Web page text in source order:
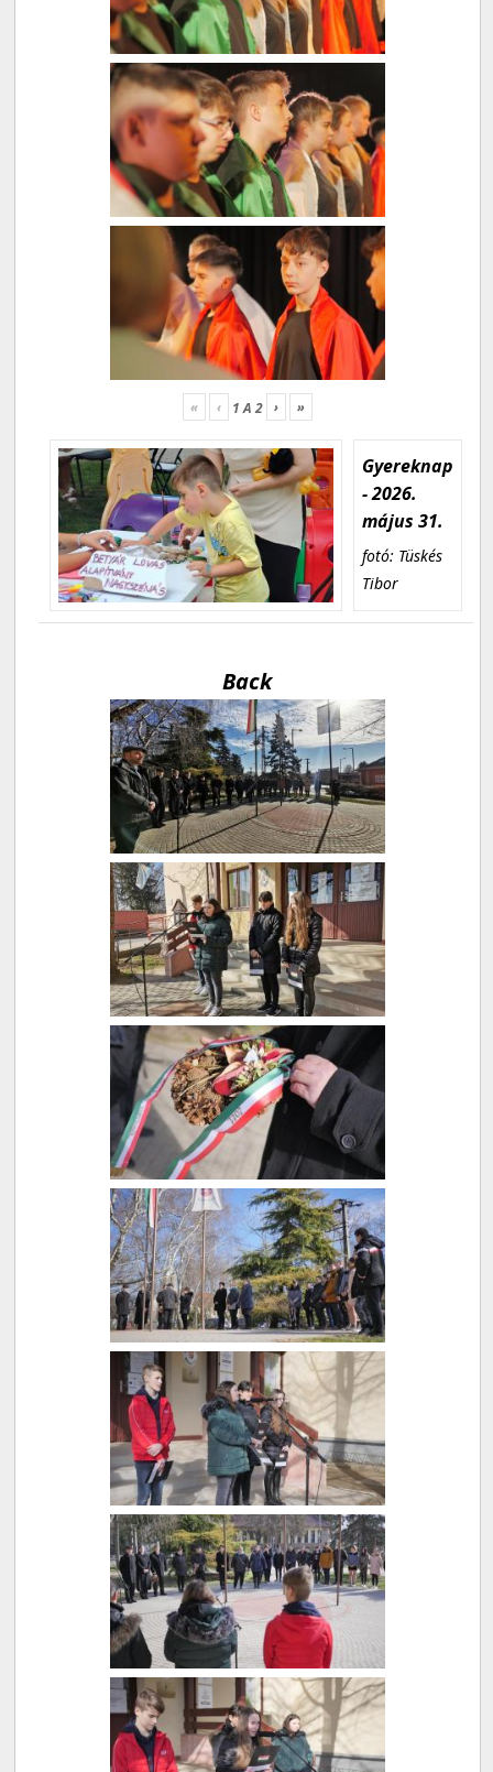
« ‹ 1A2 › »
Gyereknap
- 2026.
május 31.
fotó: Tüskés
Tibor
Back